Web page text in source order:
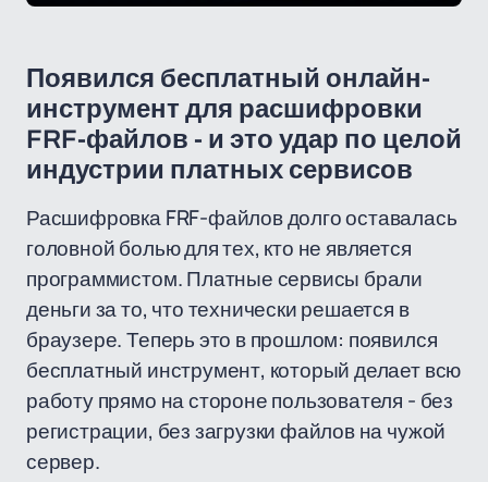
Появился бесплатный онлайн-
инструмент для расшифровки
FRF-файлов - и это удар по целой
индустрии платных сервисов
Расшифровка FRF-файлов долго оставалась
головной болью для тех, кто не является
программистом. Платные сервисы брали
деньги за то, что технически решается в
браузере. Теперь это в прошлом: появился
бесплатный инструмент, который делает всю
работу прямо на стороне пользователя - без
регистрации, без загрузки файлов на чужой
сервер.